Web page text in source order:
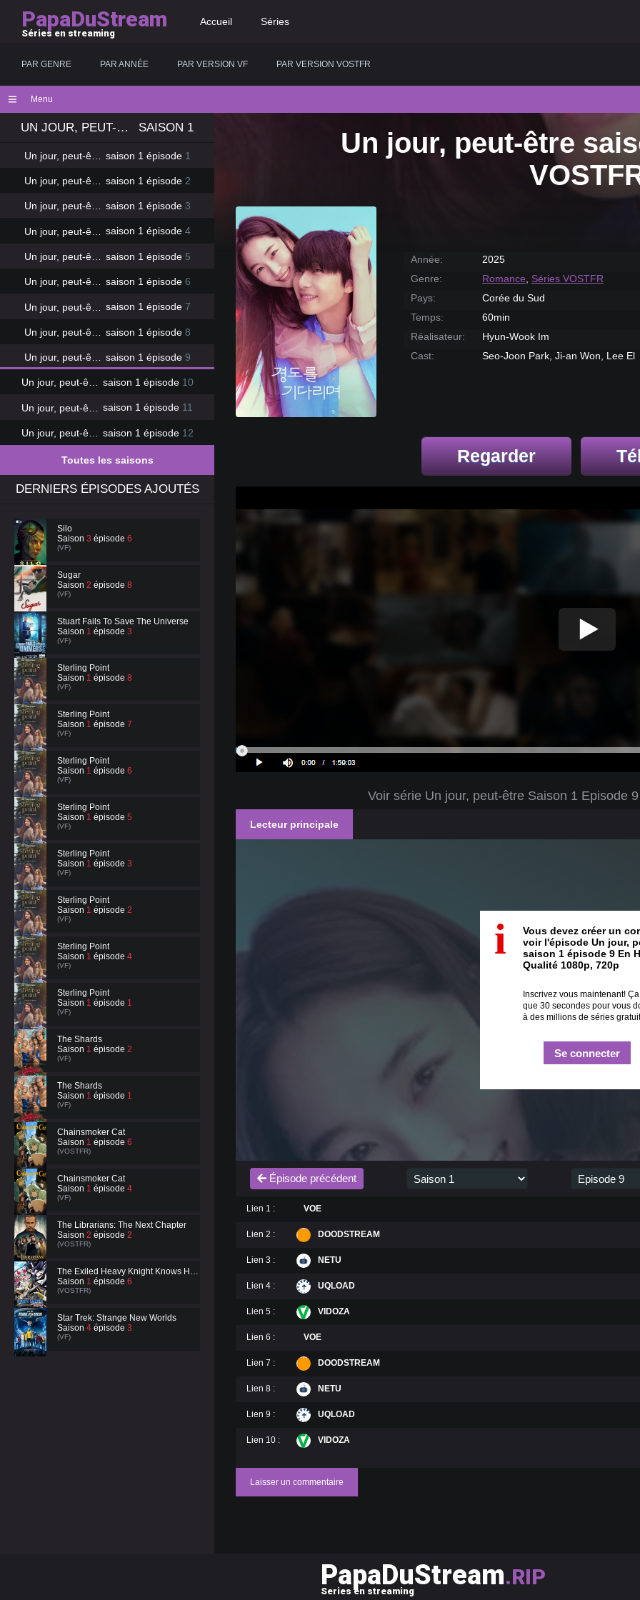
PapaDuStream
Séries en streaming
Accueil Séries
PAR GENRE PAR ANNÉE PAR VERSION VF PAR VERSION VOSTFR
Menu
UN JOUR, PEUT-ÊTRE SAISON 1
Un jour, peut-être saison 1 épisode 1
Un jour, peut-être saison 1 épisode 2
Un jour, peut-être saison 1 épisode 3
Un jour, peut-être saison 1 épisode 4
Un jour, peut-être saison 1 épisode 5
Un jour, peut-être saison 1 épisode 6
Un jour, peut-être saison 1 épisode 7
Un jour, peut-être saison 1 épisode 8
Un jour, peut-être saison 1 épisode 9
Un jour, peut-être saison 1 épisode 10
saison 1 épisode 11
Un jour, peut-être saison 1 épisode 12
Toutes les saisons
DERNIERS ÉPISODES AJOUTÉS
Silo
Saison 3 épisode 6
(VF)
Sugar
Saison 2 épisode 8
(VF)
Stuart Fails To Save The Universe
Saison 1 épisode 3
(VF)
Sterling Point
Saison 1 épisode 8
(VF)
Sterling Point
Saison 1 épisode 7
(VF)
Sterling Point
Saison 1 épisode 6
(VF)
Sterling Point
Saison 1 épisode 5
(VF)
Sterling Point
Saison 1 épisode 3
(VF)
Sterling Point
Saison 1 épisode 2
(VF)
Sterling Point
Saison 1 épisode 4
(VF)
Sterling Point
Saison 1 épisode 1
(VF)
The Shards
Saison 1 épisode 2
(VF)
The Shards
Saison 1 épisode 1
(VF)
Chainsmoker Cat
Saison 1 épisode 6
(VOSTFR)
Chainsmoker Cat
Saison 1 épisode 4
(VF)
The Librarians: The Next Chapter
Saison 2 épisode 2
(VOSTFR)
The Exiled Heavy Knight Knows How to Game the System
Saison 1 épisode 6
(VOSTFR)
Star Trek: Strange New Worlds
Saison 4 épisode 3
(VF)
Un jour, peut-être
Année:
2025
Genre:
Romance
Séries VOSTFR
Pays:
Corée du Sud
Temps:
60min
Réalisateur:
Hyun-Wook Im
Cast:
Seo-Joon Park, Ji-an Won, Lee El
Regarder
Voir série Un jour, peut-être Saison 1 Episode
Lecteur principale
i
Vous devez créer un
voir l'épisode Un jour,
saison 1 épisode 9 En
Qualité 1080p, 720p
Inscrivez vous maintenant!
que 30 secondes pour vous
à des millions de séries
Se connecter
Épisode précédent
Lien 1 : VOE
Lien 2 : DOODSTREAM
Lien 3 : NETU
Lien 4 : UQLOAD
Lien 5 : VIDOZA
Lien 6 : VOE
Lien 7 : DOODSTREAM
Lien 8 : NETU
Lien 9 : UQLOAD
Lien 10 : VIDOZA
Laisser un commentaire
PapaDuStream.RIP
Series en streaming